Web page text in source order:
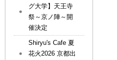
グ大学】天王寺
祭～京ノ陣～開
催決定
Shiryu's Cafe 夏
花火2026 京都出